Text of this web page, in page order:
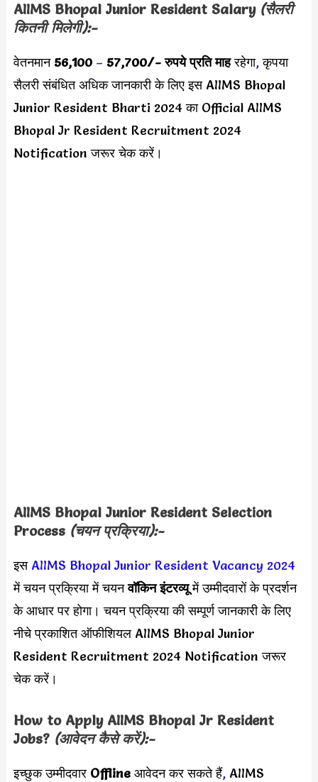
AIIMS Bhopal Junior Resident Salary (सैलरी
कितनी मिलेगी):-
वेतनमान 56,100 – 57,700/- रुपये प्रति माहरहेगा,कृपया
सैलरी संबंधित अधिक जानकारी के लिए इस AIIMS Bhopal
Junior Resident Bharti 2024 का Official AIIMS
Bhopal Jr Resident Recruitment 2024
Notification जरूर चेक करें।
AIIMS Bhopal Junior Resident Selection
Process (चयन प्रक्रिया):-
इस AIIMS Bhopal Junior Resident Vacancy 2024
में चयन प्रक्रिया में चयनवॉकिन इंटरव्यूमें उम्मीदवारों के प्रदर्शन
के आधार पर होगा। चयन प्रक्रिया की सम्पूर्ण जानकारी के लिए
नीचे प्रकाशित ऑफीशियल AIIMS Bhopal Junior
Resident Recruitment 2024 Notification जरूर
चेक करें।
How to Apply AIIMS Bhopal Jr Resident
Jobs?(आवेदन कैसे करें):-
इच्छुक उम्मीदवार Offline आवेदन कर सकते हैं, AIIMS